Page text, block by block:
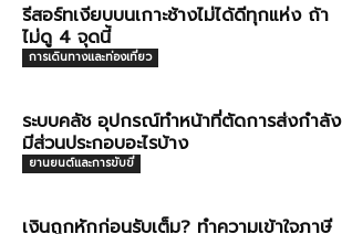
รีสอร์ทเงียบบนเกาะช้างไม่ได้ดีทุกแห่ง ถ้า
ไม่ดู 4 จุดนี้
การเดินทางและท่องเที่ยว
ระบบคลัช อุปกรณ์ทำหน้าที่ตัดการส่งกำลัง
มีส่วนประกอบอะไรบ้าง
ยานยนต์และการขับขี่
เงินถูกหักก่อนรับเต็ม? ทำความเข้าใจภาษี